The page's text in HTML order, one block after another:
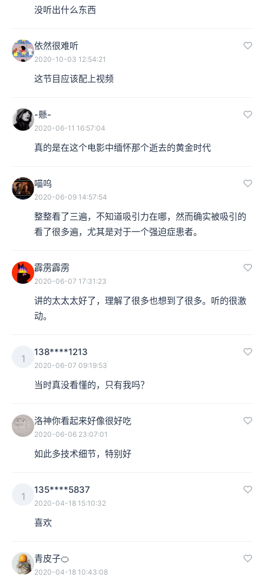
没听出什么东西
依然很难听
2020-10-03 12:54:21
这节目应该配上视频
-懸-
2020-06-11 16:57:04
真的是在这个电影中缅怀那个逝去的黄金时代
喵呜
2020-06-09 14:57:54
整整看了三遍，不知道吸引力在哪，然而确实被吸引的
看了很多遍，尤其是对于一个强迫症患者。
霹雳霹雳
2020-06-07 17:31:23
讲的太太太好了，理解了很多也想到了很多。听的很激
动。
1
138****1213
2020-06-07 09:19:53
当时真没看懂的，只有我吗？
洛神你看起来好像很好吃
2020-06-06 23:07:01
如此多技术细节，特别好
1
135****5837
2020-04-18 15:10:32
喜欢
青皮子🍊
2020-04-18 10:43:08